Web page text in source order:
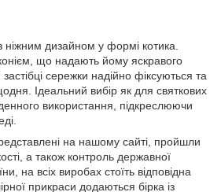
ніжним дизайном у формі котика.
що надають йому яскравого
сережки надійно фіксуються та
Ідеальний вибір як для святкових
використання, підкреслюючи
на нашому сайті, пройшли
а також контроль державної
на всіх виробах стоїть відповідна
прикраси додаються бірка із